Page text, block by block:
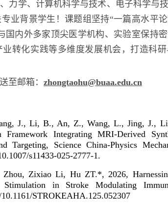
力学、计算机科学与技术、电子科学与
业背景学生！ 课题组坚持“一篇高水平
国内外多家顶尖医学机构、实验室保持
转化实践等多维度发展机会，打造科
至邮箱： zhongtaohu@buaa.edu.cn
J., Li, B., An, Z., Wang, L., Jing, J.,
Integrating MRI-Derived
Targeting, Science China-Physics
s11433-025-2777-1.
Zhou, Zixiao Li, Hu ZT.*, 2026,
Stimulation in Stroke Modulating
STROKEAHA.125.052307